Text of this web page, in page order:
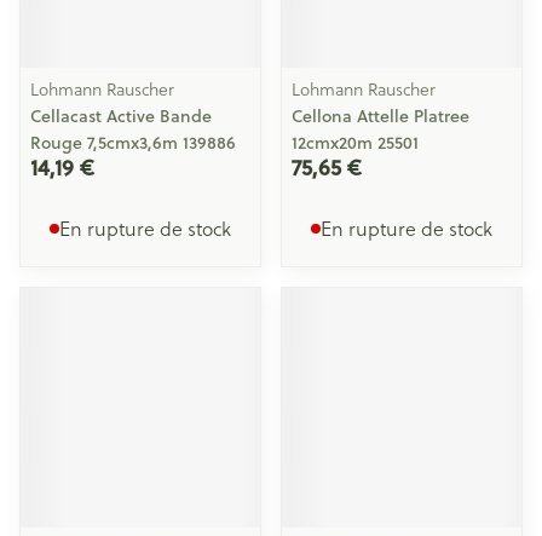
Lohmann Rauscher
Cellacast Active Bande
Rouge 7,5cmx3,6m 139886
14,19 €
En rupture de stock
Lohmann Rauscher
Cellona Attelle Platree
12cmx20m 25501
75,65 €
En rupture de stock